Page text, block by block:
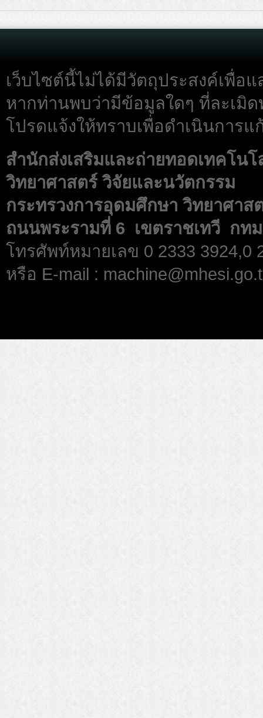
เว็บไซต์นี้ไม่ได้มีวัตถุประสงค์เพื่อแ
หากท่านพบว่ามีข้อมูลใดๆ ที่ละเมิ
โปรดแจ้งให้ทราบเพื่อดำเนินการ
สำนักส่งเสริมและถ่ายทอดเทคโน
วิทยาศาสตร์ วิจัยและนวัตกรรม
กระทรวงการอุดมศึกษา วิทยาศาส
ถนนพระรามที่ 6 เขตราชเทวี กทม
โทรศัพท์หมายเลข 0 2333 3924,0
หรือ E-mail :